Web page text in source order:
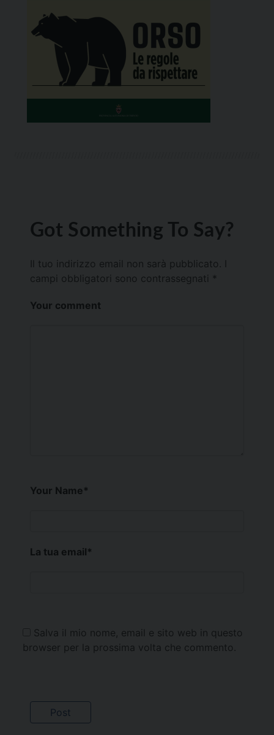
Got Something To Say?
Il tuo indirizzo email non sarà pubblicato.
campi obbligatori sono contrassegnati *
Your comment
Your Name*
La tua email*
Salva il mio nome, email e sito web in questo
browser per la prossima volta che commento.